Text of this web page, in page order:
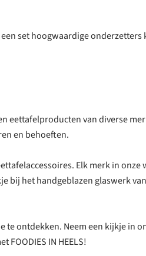
set hoogwaardige onderzetters
eettafelproducten van diverse
en behoeften.
Elk merk in onze
bij het handgeblazen glaswerk van
te ontdekken. Neem een kijkje in
IN HEELS!